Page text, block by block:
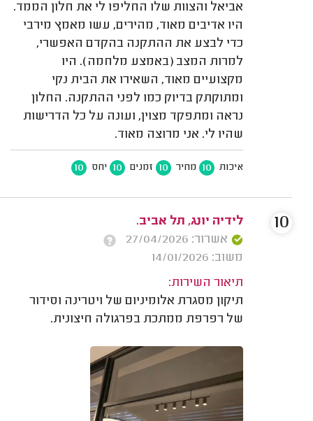
אביאל והצוות שלו החליפו לי את חלון הממד.
היו אדיבים מאוד, מהירים, עשו מאמץ מירבי
כדי לבצע את ההתקנה בהקדם האפשרי,
למרות המצב (באמצע מלחמה). היו
מקצועיים מאוד, השאירו את הבית נקי
ומתוקתק בדיוק כמו לפני ההתקנה. החלון
נראה ומתפקד מצוין, ועונה על כל הדרישות
שהיו לי. אני מרוצה מאוד.
איכות 10 מחיר 10 זמנים 10 יחס 10
לידיה יונג, תל אביב.
אשרור: 27/04/2026
משוב: 14/01/2026
תיאור השירות:
תיקון מסגרת אלומיניום של ויטרינה וסידור
של רפרפת ממתכת בפרגולה חיצונית.
10